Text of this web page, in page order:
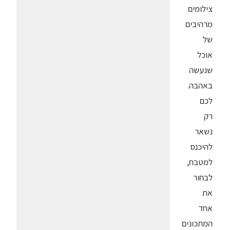
צילומים
מרהיבים
של
אוכל
שנעשה
באהבה.
לכם
רק
נשאר
להיכנס
למטבח,
לבחור
את
אחד
המתכונים